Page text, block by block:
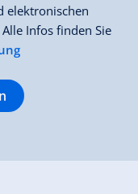
elektronischen
Infos finden Sie